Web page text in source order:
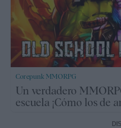
Corepunk MMORPG
Un verdadero
escuela ¡Cómo los de